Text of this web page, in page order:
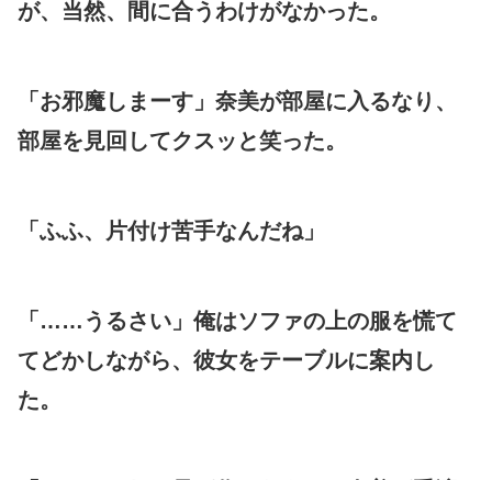
が、当然、間に合うわけがなかった。
「お邪魔しまーす」奈美が部屋に入るなり、
部屋を見回してクスッと笑った。
「ふふ、片付け苦手なんだね」
「……うるさい」俺はソファの上の服を慌て
てどかしながら、彼女をテーブルに案内し
た。